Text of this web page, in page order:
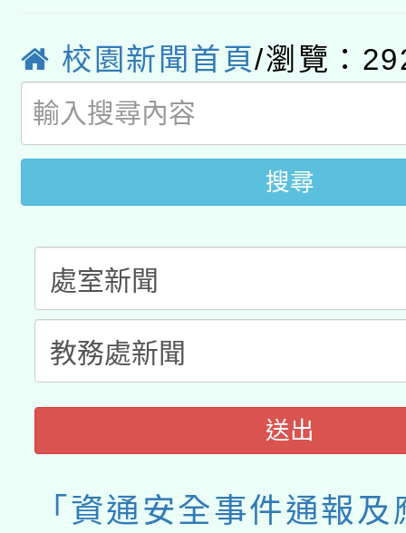
關事宜
轉知教育部國民及學前
國立臺灣師範大學辦理
年度健康促進學校輔導
業成長研習」實施計畫
校園新聞首頁/瀏覽：
搜尋
送出
「資通安全事件通報